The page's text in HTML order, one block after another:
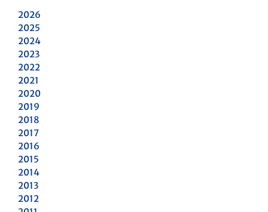
2026
2025
2024
2023
2022
2021
2020
2019
2018
2017
2016
2015
2014
2013
2012